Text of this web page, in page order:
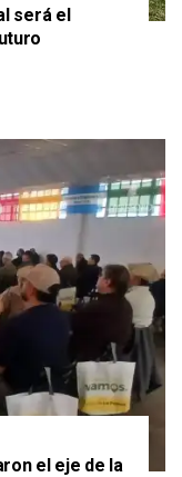
será el
el eje de la